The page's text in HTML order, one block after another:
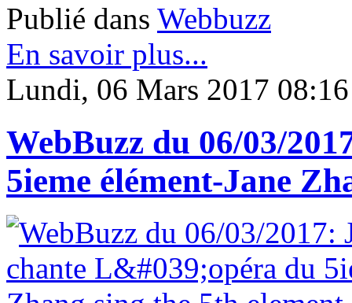
Publié dans Webbuzz
En savoir plus...
Lundi, 06 Mars 2017 08:16
WebBuzz du 06/03/
5ieme élément-Jane